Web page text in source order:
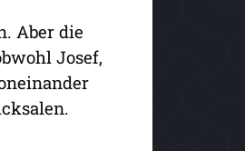
Aber die
Josef,